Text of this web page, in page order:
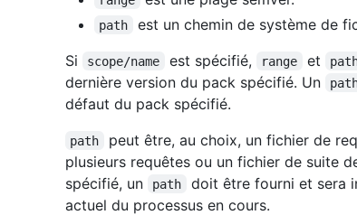
path
est un chemin de système de
Si
scope/name est spécifié, range et
dernière version du pack spécifié. Un
défaut du pack spécifié.
path peut être, au choix, un fichier de
plusieurs requêtes ou un fichier de suite
spécifié, un
path
doit être fourni et sera
actuel du processus en cours.